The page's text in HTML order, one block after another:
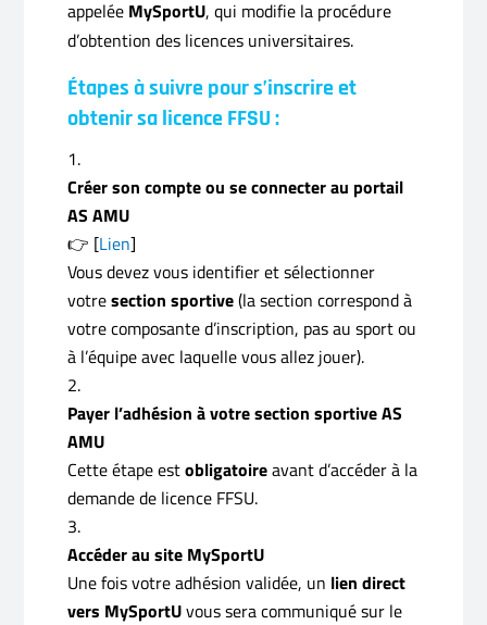
appelée MySportU, qui modifie la procédure
d’obtention des licences universitaires.
Étapes à suivre pour s’inscrire et
obtenir sa licence FFSU :
Créer son compte ou se connecter au portail
AS AMU
👉 [Lien]
Vous devez vous identifier et sélectionner
votresection sportive(la section correspond à
votre composante d’inscription, pas au sport ou
à l’équipe avec laquelle vous allez jouer).
Payer l’adhésion à votre section sportive AS
AMU
Cette étape estobligatoireavant d’accéder à la
demande de licence FFSU.
Accéder au site MySportU
Une fois votre adhésion validée, un lien direct
vers MySportUvous sera communiqué sur le